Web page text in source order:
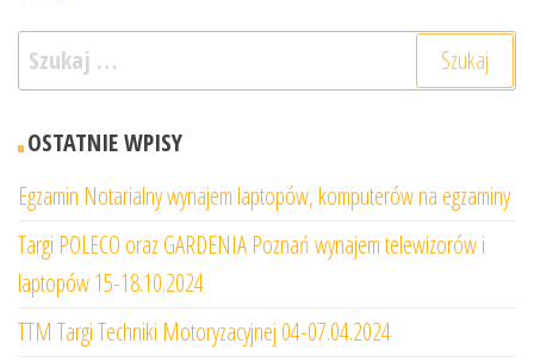
Szukaj:
OSTATNIE WPISY
Egzamin Notarialny wynajem laptopów, komputerów na egzaminy
Targi POLECO oraz GARDENIA Poznań wynajem telewizorów i
laptopów 15-18.10.2024
TTM Targi Techniki Motoryzacyjnej 04-07.04.2024